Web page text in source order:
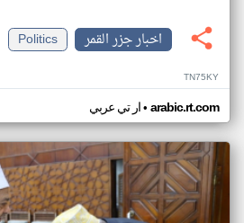
اخبار جزر القمر
Politics
TN75KY
ار تي عربي• arabic.rt.com